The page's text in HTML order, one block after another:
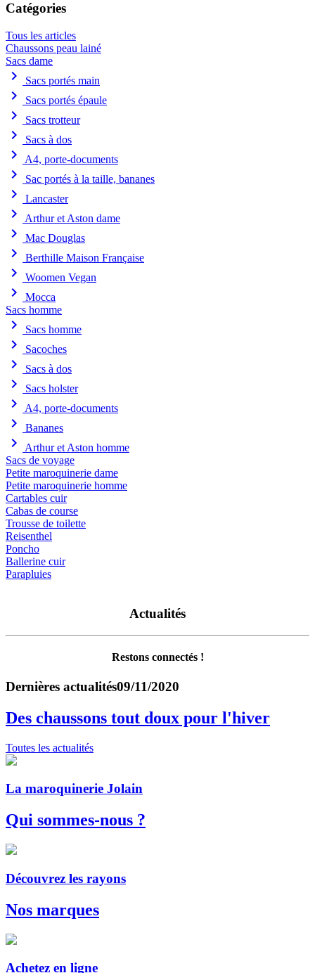
Catégories
Tous les articles
Chaussons peau lainé
Sacs dame
chevron_right Sacs portés main
chevron_right Sacs portés épaule
chevron_right Sacs trotteur
chevron_right Sacs à dos
chevron_right A4, porte-documents
chevron_right Sac portés à la taille, bananes
chevron_right Lancaster
chevron_right Arthur et Aston dame
chevron_right Mac Douglas
chevron_right Berthille Maison Française
chevron_right Woomen Vegan
chevron_right
Mocca
Sacs homme
chevron_right Sacs homme
chevron_right Sacoches
chevron_right Sacs à dos
chevron_right Sacs holster
chevron_right A4, porte-documents
chevron_right Bananes
chevron_right
Arthur et Aston homme
Sacs de voyage
Petite maroquinerie dame
Petite maroquinerie homme
Cartables cuir
Cabas de course
Trousse de toilette
Reisenthel
Poncho
Ballerine cuir
Parapluies
Actualités
Restons connectés !
Dernières actualités09/11/2020
Des chaussons tout doux pour l'hiver
Toutes les actualités
La maroquinerie Jolain
Qui sommes-nous ?
Découvrez les rayons
Nos marques
Achetez en ligne